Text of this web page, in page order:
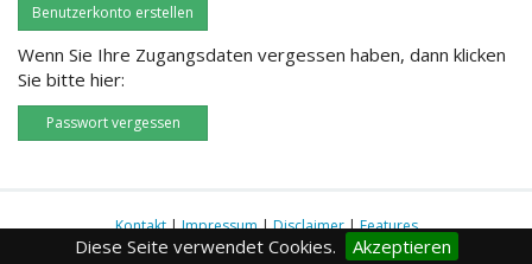
Diese Seite verwendet Cookies. Akzeptieren
Benutzerkonto erstellen
Wenn Sie Ihre Zugangsdaten vergessen haben, dann klicken
Sie bitte hier:
Passwort vergessen
Kontakt|Impressum|Disclaimer|Features